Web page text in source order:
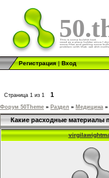
Регистрация|Вход
Страница 1 из 1 1
Форум 50Theme » Раздел » Медицина »
Какие расходные материалы